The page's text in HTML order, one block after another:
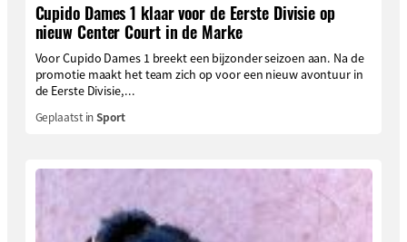
Cupido Dames 1 klaar voor de Eerste Divisie op
nieuw Center Court in de Marke
Voor Cupido Dames 1 breekt een bijzonder seizoen aan. Na de
promotie maakt het team zich op voor een nieuw avontuur in
de Eerste Divisie,...
Geplaatst inSport